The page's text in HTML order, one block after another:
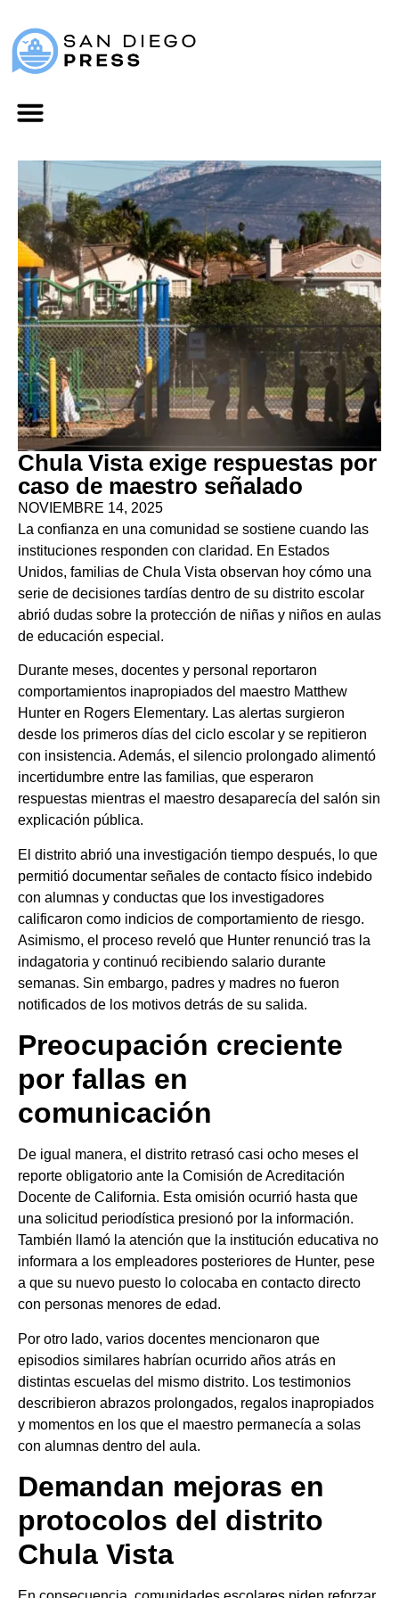
Chula Vista exige respuestas por
caso de maestro señalado
NOVIEMBRE 14, 2025
La confianza en una comunidad se sostiene cuando las
instituciones responden con claridad. En Estados
Unidos, familias de Chula Vista observan hoy cómo una
serie de decisiones tardías dentro de su distrito escolar
abrió dudas sobre la protección de niñas y niños en aulas
de educación especial.
Durante meses, docentes y personal reportaron
comportamientos inapropiados del maestro Matthew
Hunter en Rogers Elementary. Las alertas surgieron
desde los primeros días del ciclo escolar y se repitieron
con insistencia. Además, el silencio prolongado alimentó
incertidumbre entre las familias, que esperaron
respuestas mientras el maestro desaparecía del salón sin
explicación pública.
El distrito abrió una investigación tiempo después, lo que
permitió documentar señales de contacto físico indebido
con alumnas y conductas que los investigadores
calificaron como indicios de comportamiento de riesgo.
Asimismo, el proceso reveló que Hunter renunció tras la
indagatoria y continuó recibiendo salario durante
semanas. Sin embargo, padres y madres no fueron
notificados de los motivos detrás de su salida.
Preocupación creciente
por fallas en
comunicación
De igual manera, el distrito retrasó casi ocho meses el
reporte obligatorio ante la Comisión de Acreditación
Docente de California. Esta omisión ocurrió hasta que
una solicitud periodística presionó por la información.
También llamó la atención que la institución educativa no
informara a los empleadores posteriores de Hunter, pese
a que su nuevo puesto lo colocaba en contacto directo
con personas menores de edad.
Por otro lado, varios docentes mencionaron que
episodios similares habrían ocurrido años atrás en
distintas escuelas del mismo distrito. Los testimonios
describieron abrazos prolongados, regalos inapropiados
y momentos en los que el maestro permanecía a solas
con alumnas dentro del aula.
Demandan mejoras en
protocolos del distrito
Chula Vista